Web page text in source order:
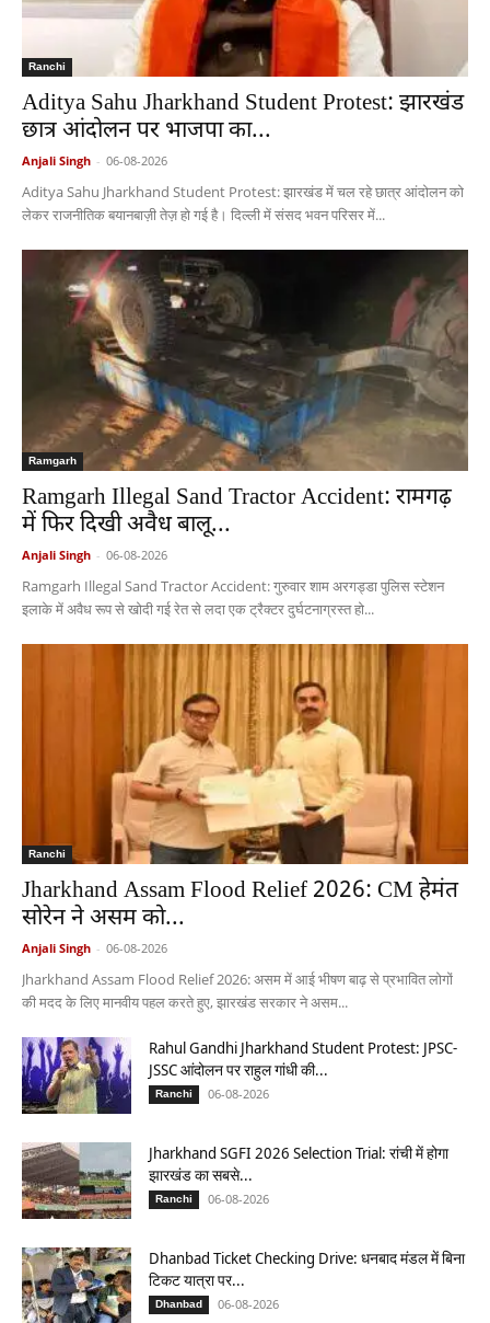
Ranchi
Aditya Sahu Jharkhand Student Protest: झारखंड
छात्र आंदोलन पर भाजपा का...
Anjali Singh - 06-08-2026
Aditya Sahu Jharkhand Student Protest: झारखंड में चल रहे छात्र आंदोलन को
लेकर राजनीतिक बयानबाज़ी तेज़ हो गई है। दिल्ली में संसद भवन परिसर में...
Ramgarh
Ramgarh Illegal Sand Tractor Accident: रामगढ़
में फिर दिखी अवैध बालू...
Anjali Singh - 06-08-2026
Ramgarh Illegal Sand Tractor Accident: गुरुवार शाम अरगड्डा पुलिस स्टेशन
इलाके में अवैध रूप से खोदी गई रेत से लदा एक ट्रैक्टर दुर्घटनाग्रस्त हो...
Ranchi
Jharkhand Assam Flood Relief 2026: CM हेमंत
सोरेन ने असम को...
Anjali Singh - 06-08-2026
Jharkhand Assam Flood Relief 2026: असम में आई भीषण बाढ़ से प्रभावित लोगों
की मदद के लिए मानवीय पहल करते हुए, झारखंड सरकार ने असम...
Rahul Gandhi Jharkhand Student Protest: JPSC-
JSSC आंदोलन पर राहुल गांधी की...
Ranchi 06-08-2026
Jharkhand SGFI 2026 Selection Trial: रांची में होगा
झारखंड का सबसे...
Ranchi 06-08-2026
Dhanbad Ticket Checking Drive: धनबाद मंडल में बिना
टिकट यात्रा पर...
Dhanbad 06-08-2026